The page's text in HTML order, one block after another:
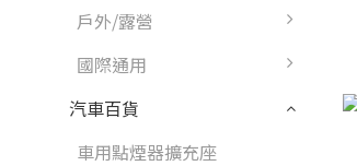
戶外/露營
國際通用
汽車百貨
車用點煙器擴充座